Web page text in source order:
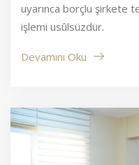
uyarınca borçlu şirkete
işlemi usûlsüzdür.
Devamını Oku